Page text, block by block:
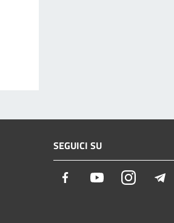
SEGUICI SU
Facebook YoutubeInstagram